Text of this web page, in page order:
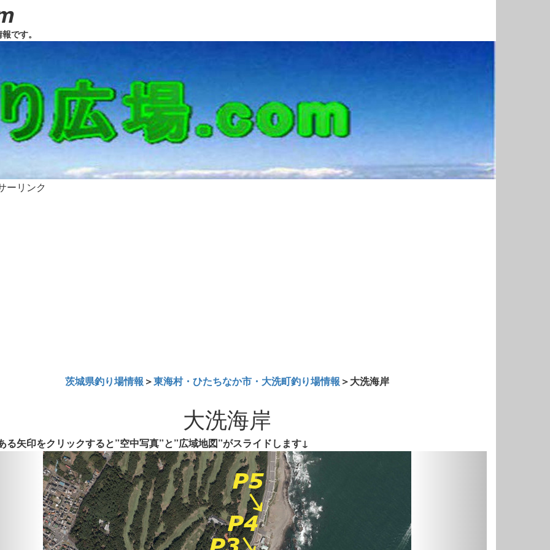
です。
ーリンク
茨城県釣り場情報 ＞東海村・ひたちなか市・大洗町釣り場情報 ＞大洗海岸
大洗海岸
る矢印をクリックすると”空中写真”と”広域地図”がスライドします↓
Previous